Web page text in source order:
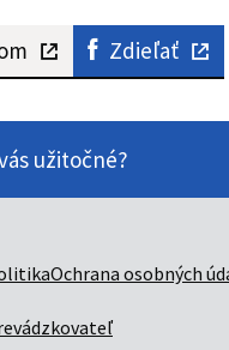
Zdieľať
užitočné?
Ochrana osobných